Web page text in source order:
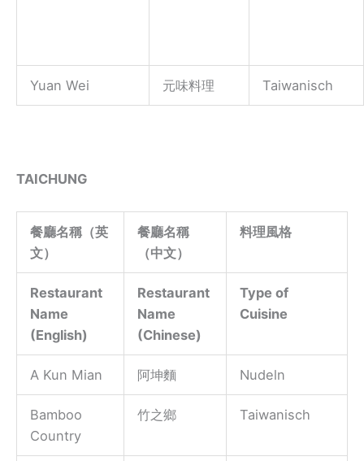
Yuan Wei 元味料理 Taiwanisch
TAICHUNG
餐廳名稱（英
文）
餐廳名稱
（中文）
料理風格
Restaurant
Name
(English)
Restaurant
Name
(Chinese)
Type of
Cuisine
A Kun Mian 阿坤麵 Nudeln
Bamboo
Country
竹之鄉 Taiwanisch